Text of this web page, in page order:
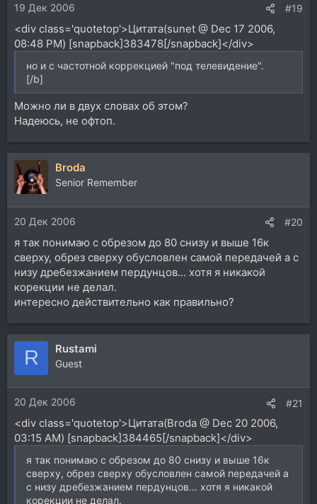
19 Дек 2006 #19
<div class='quotetop'>Цитата(sunet @ Dec 17 2006,
08:48 PM) [snapback]383478[/snapback]</div>
но и с частотной коррекцией "под телевидение".
[/b]
Можно ли в двух словах об этом?
Надеюсь, не офтоп.
Broda
Senior Remember
20 Дек 2006 #20
я так понимаю с обрезом до 80 снизу и выше 16к
сверху, обрез сверху обусловлен самой передачей а с
низу дребезжанием пердунцов... хотя я никакой
корекции не делал.
интересно действительно как правильно?
R Rustami
Guest
20 Дек 2006 #21
<div class='quotetop'>Цитата(Broda @ Dec 20 2006,
03:15 AM) [snapback]384465[/snapback]</div>
я так понимаю с обрезом до 80 снизу и выше 16к
сверху, обрез сверху обусловлен самой передачей а
с низу дребезжанием пердунцов... хотя я никакой
корекции не делал.